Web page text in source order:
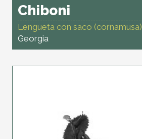
Chiboni
Lengüeta con saco (cornamusa)
Georgia